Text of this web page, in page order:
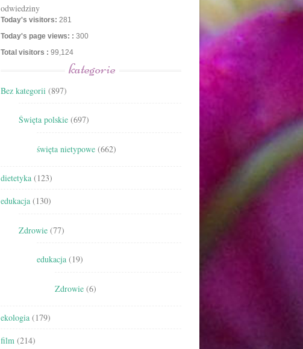
odwiedziny
Today's visitors: 281
Today's page views: : 300
Total visitors : 99,124
kategorie
Bez kategorii (897)
Święta polskie (697)
święta nietypowe (662)
dietetyka (123)
edukacja (130)
Zdrowie (77)
edukacja (19)
Zdrowie (6)
ekologia (179)
film (214)